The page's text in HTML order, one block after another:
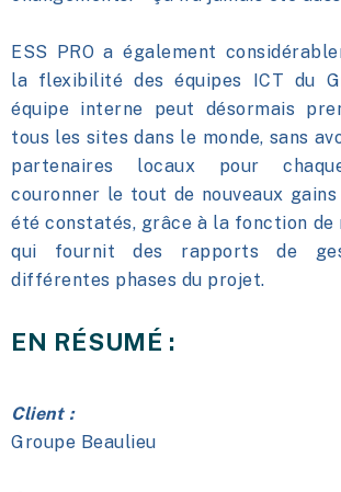
ESS PRO a également
la flexibilité des équipes ICT du
équipe interne peut désormais
tous les sites dans le monde, sans
partenaires locaux pour
couronner le tout de nouveaux
été constatés, grâce à la fonction
qui fournit des rapports de
différentes phases du projet.
EN RÉSUMÉ :
Client :
Groupe Beaulieu